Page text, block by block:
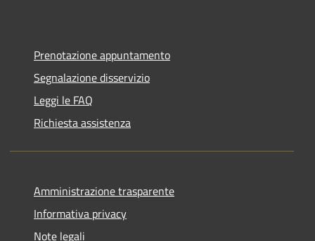
Prenotazione appuntamento
Segnalazione disservizio
Leggi le FAQ
Richiesta assistenza
Amministrazione trasparente
Informativa privacy
Note legali